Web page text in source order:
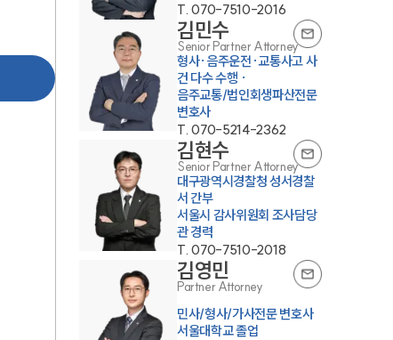
T.070-7510-2016
김민수
Senior Partner Attorney
형사·음주운전·교통사고 사
건 다수 수행 ·
음주교통/법인회생파산전문
변호사
T.070-5214-2362
김현수
Senior Partner Attorney
대구광역시경찰청 성서경찰
서 간부
서울시 감사위원회 조사담당
관 경력
T.070-7510-2018
김영민
Partner Attorney
민사/형사/가사전문 변호사
서울대학교 졸업